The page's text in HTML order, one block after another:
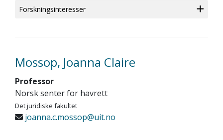
Forskningsinteresser
Mossop, Joanna Claire
Professor
Norsk senter for havrett
Det juridiske fakultet
joanna.c.mossop@uit.no